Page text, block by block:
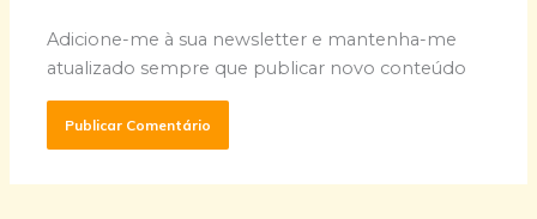
Adicione-me à sua newsletter e mantenha-me
atualizado sempre que publicar novo conteúdo